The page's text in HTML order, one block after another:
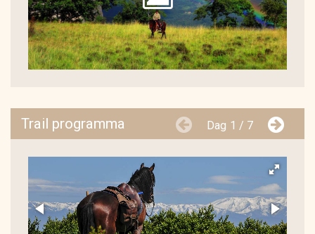
Trail programma Dag 1 / 7